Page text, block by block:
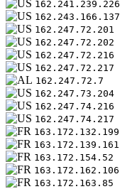
162.241.239.226
162.243.166.137
162.247.72.201
162.247.72.202
162.247.72.216
162.247.72.217
162.247.72.7
162.247.73.204
162.247.74.216
162.247.74.217
163.172.132.199
163.172.139.161
163.172.154.52
163.172.162.106
163.172.163.85